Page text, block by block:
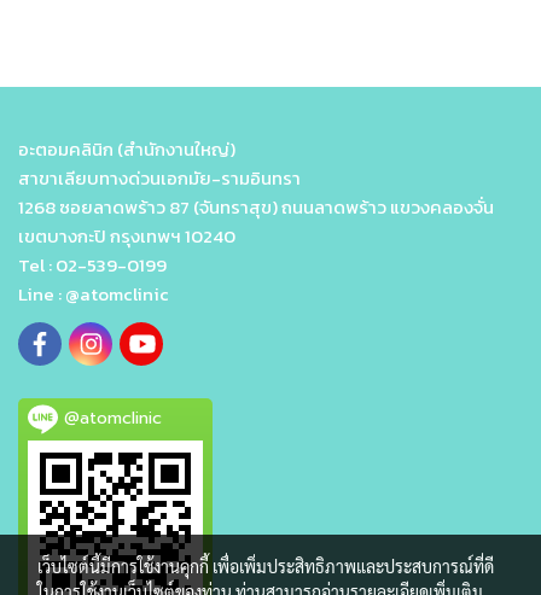
อะตอมคลินิก (สำนักงานใหญ่)
สาขาเลียบทางด่วนเอกมัย-รามอินทรา
1268 ซอยลาดพร้าว 87 (จันทราสุข) ถนนลาดพร้าว แขวงคลองจั่น
เขตบางกะปิ กรุงเทพฯ 10240
Tel : 02-539-0199
Line : @atomclinic
@atomclinic
เว็บไซต์นี้มีการใช้งานคุกกี้ เพื่อเพิ่มประสิทธิภาพและประสบการณ์ที่ดี